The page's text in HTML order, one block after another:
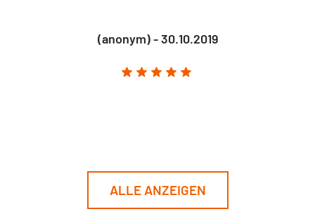
(anonym) - 30.10.2019
ALLE ANZEIGEN